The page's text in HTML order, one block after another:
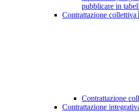
pubblicare in
Contrattazione collettiva
Contrattazione
Contrattazione